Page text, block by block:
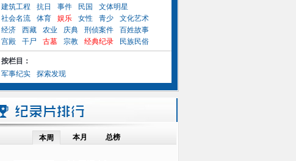
建筑工程
抗日 事件 民国
文体明星
社会名流
体育 娱乐 女性 青少
文化艺术
经济
西藏 农业 庆典 刑侦案件
百姓故事
宫殿
干尸 古墓 宗教 经典纪录 民族民俗
按栏目：
军事纪实
探索发现
本周 本月 总榜